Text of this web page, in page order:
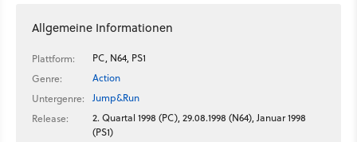
Allgemeine Informationen
Plattform:
PC, N64, PS1
Genre:
Action
Untergenre:
Jump&Run
Release:
2. Quartal 1998 (PC), 29.08.1998 (N64), Januar 1998
(PS1)